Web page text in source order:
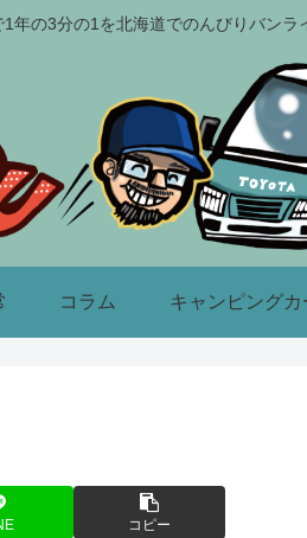
年の3分の1を北海道でのんびりバンラ
コラム キャンピングカ
コピー